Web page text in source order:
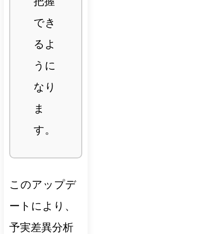
でき
るよ
うに
なり
ま
す。
このアップデ
ートにより、
予実差異分析